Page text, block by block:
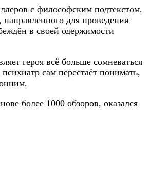
с философским подтекстом.
для проведения
в своей одержимости
героя всё больше сомневаться
сам перестаёт понимать,
более 1000 обзоров, оказался